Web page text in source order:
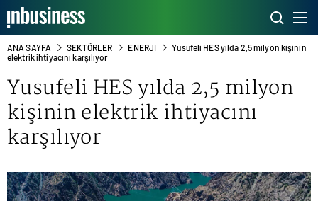
ANA SAYFA SEKTÖRLER ENERJI
Yusufeli HES yılda 2,5 milyon kişinin
elektrik ihtiyacını karşılıyor
Yusufeli HES yılda 2,5 milyon
kişinin elektrik ihtiyacını
karşılıyor